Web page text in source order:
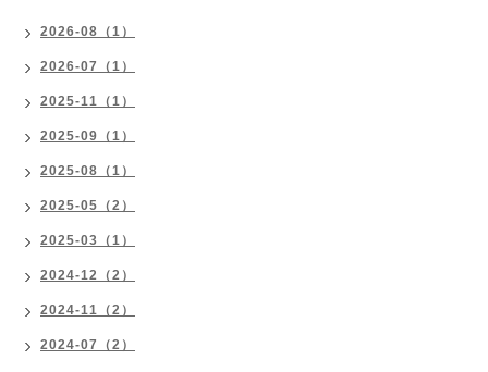
2026-08（1）
2026-07（1）
2025-11（1）
2025-09（1）
2025-08（1）
2025-05（2）
2025-03（1）
2024-12（2）
2024-11（2）
2024-07（2）